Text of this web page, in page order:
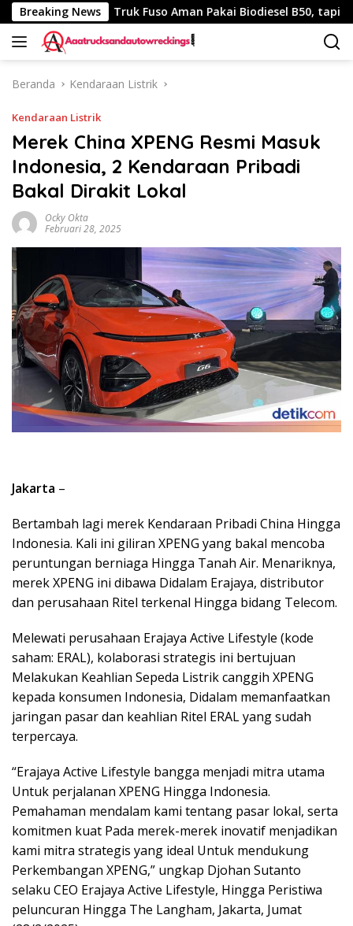
Langsung
ke
konten
Breaking News
Km Truk Fuso Aman Pakai Biodiesel B50, tapi Ada
Beranda Kendaraan Listrik
Kendaraan Listrik
Merek China XPENG Resmi Masuk
Indonesia, 2 Kendaraan Pribadi
Bakal Dirakit Lokal
Ocky Okta
Februari 28, 2025
Jakarta –
Bertambah lagi merek Kendaraan Pribadi China Hingga
Indonesia. Kali ini giliran XPENG yang bakal mencoba
peruntungan berniaga Hingga Tanah Air. Menariknya,
merek XPENG ini dibawa Didalam Erajaya, distributor
dan perusahaan Ritel terkenal Hingga bidang Telecom.
Melewati perusahaan Erajaya Active Lifestyle (kode
saham: ERAL), kolaborasi strategis ini bertujuan
Melakukan Keahlian Sepeda Listrik canggih XPENG
kepada konsumen Indonesia, Didalam memanfaatkan
jaringan pasar dan keahlian Ritel ERAL yang sudah
terpercaya.
“Erajaya Active Lifestyle bangga menjadi mitra utama
Untuk perjalanan XPENG Hingga Indonesia.
Pemahaman mendalam kami tentang pasar lokal, serta
komitmen kuat Pada merek-merek inovatif menjadikan
kami mitra strategis yang ideal Untuk mendukung
Perkembangan XPENG,” ungkap Djohan Sutanto
selaku CEO Erajaya Active Lifestyle, Hingga Peristiwa
peluncuran Hingga The Langham, Jakarta, Jumat